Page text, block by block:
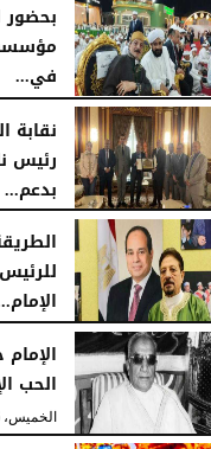
بحضور
في...
الجمعة، 7 أغسطس 2026
نقابة
رئيس
بدعم...
الخميس، 6 أغسطس 2026
الخميس، 6 أغسطس 2026
الحب
الخميس، 6 أغسطس 2026